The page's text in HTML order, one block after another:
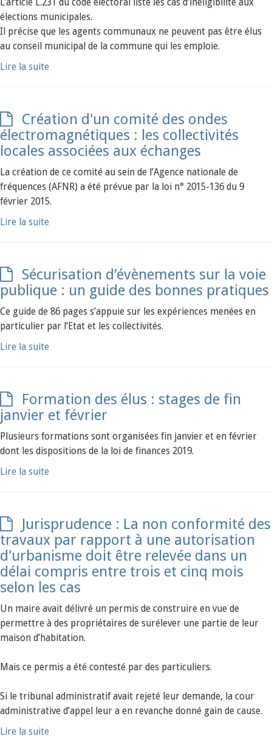
L’article L.231 du code électoral liste les cas d’inéligibilité aux
élections municipales.
Il précise que les agents communaux ne peuvent pas être élus
au conseil municipal de la commune qui les emploie.
Lire la suite
Création d'un comité des ondes
électromagnétiques : les collectivités
locales associées aux échanges
La création de ce comité au sein de l’Agence nationale de
fréquences (AFNR) a été prévue par la loi n° 2015-136 du 9
février 2015.
Lire la suite
Sécurisation d’évènements sur la voie
publique : un guide des bonnes pratiques
Ce guide de 86 pages s’appuie sur les expériences menées en
particulier par l’Etat et les collectivités.
Lire la suite
Formation des élus : stages de fin
janvier et février
Plusieurs formations sont organisées fin janvier et en février
dont les dispositions de la loi de finances 2019.
Lire la suite
Jurisprudence : La non conformité des
travaux par rapport à une autorisation
d'urbanisme doit être relevée dans un
délai compris entre trois et cinq mois
selon les cas
Un maire avait délivré un permis de construire en vue de
permettre à des propriétaires de surélever une partie de leur
maison d’habitation.
Mais ce permis a été contesté par des particuliers.
Si le tribunal administratif avait rejeté leur demande, la cour
administrative d’appel leur a en revanche donné gain de cause.
Lire la suite